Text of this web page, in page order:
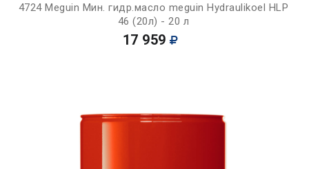
4724 Meguin Мин. гидр.масло meguin Hydraulikoel HLP
46 (20л) - 20 л
17 959